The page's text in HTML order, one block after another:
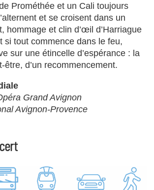
Prométhée et un Cali toujours
et se croisent dans un
hommage et clin d’œil d’Harriague
si tout commence dans le feu,
sur une étincelle d’espérance : la
être, d’un recommencement.
Grand Avignon
Avignon-Provence